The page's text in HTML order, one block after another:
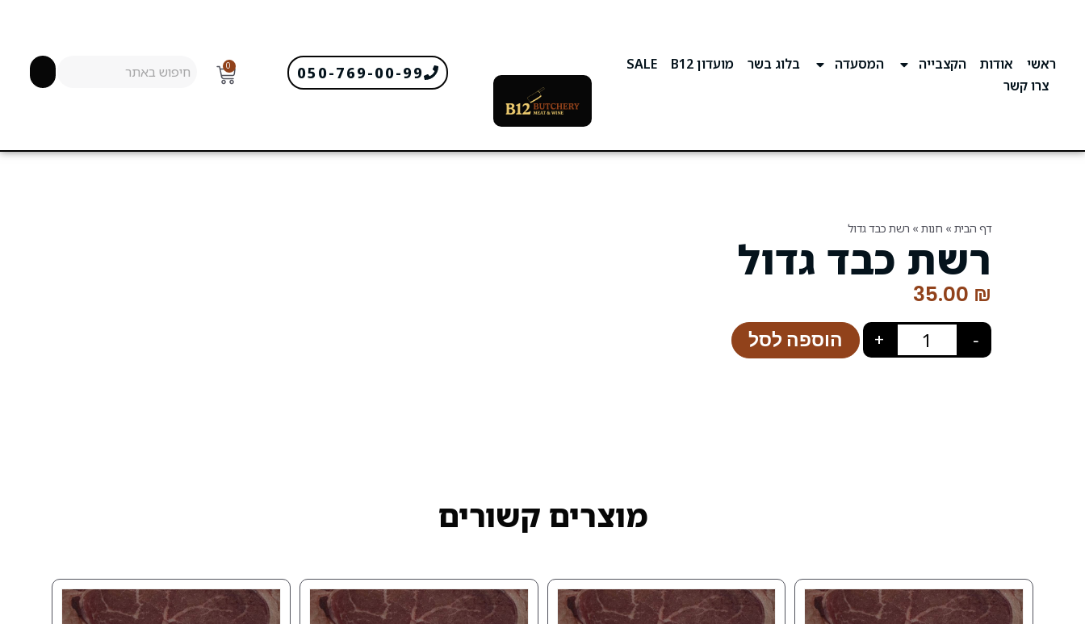
ראשי אודות הקצבייה המסעדה בלוג בשר מועדון B12
SALE
צרו קשר
050-769-00-99
0
דף הבית » חנות» רשת כבד גדול
רשת כבד גדול
35.00 ₪
−
+ הוספה לסל
מוצרים קשורים